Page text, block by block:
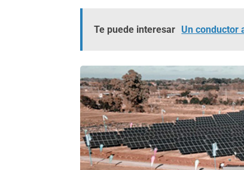
Te puede interesar Un conductor